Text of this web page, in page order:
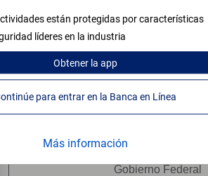
están protegidas por características
líderes en la industria
Obtenerla app
Continúe para entrar en la Banca en Línea
Más información
Pueden Perder Valor
No Constituyen
No Están Asegurados Por
Gobierno Federal